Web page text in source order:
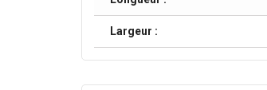
Largeur :